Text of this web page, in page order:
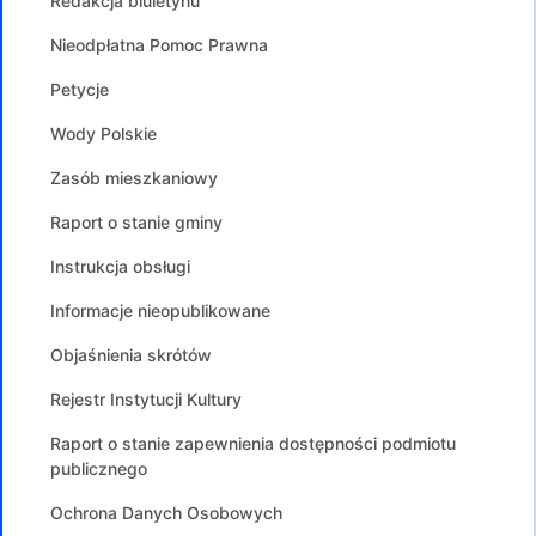
Nieodpłatna Pomoc Prawna
Petycje
Wody Polskie
Zasób mieszkaniowy
Raport o stanie gminy
Instrukcja obsługi
Informacje nieopublikowane
Objaśnienia skrótów
Rejestr Instytucji Kultury
Raport o stanie zapewnienia dostępności podmiotu
publicznego
Ochrona Danych Osobowych